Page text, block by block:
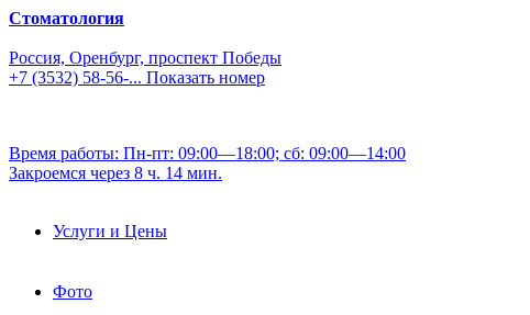
Стоматология
Россия, Оренбург, проспект Победы
+7 (3532) 58-56-... Показать номер
Время работы: Пн-пт: 09:00—18:00; сб: 09:00—14:00
Закроемся через 8 ч. 14 мин.
Услуги и Цены
Фото